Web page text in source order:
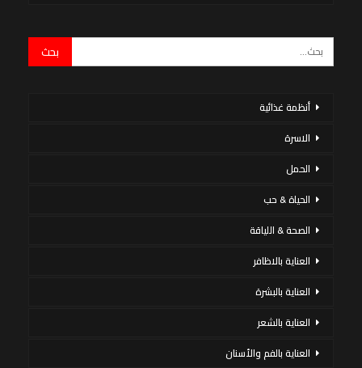
أنظمة غذائية
الاسرة
الحمل
الحياة & حب
الصحة & اللياقة
العناية بالاظافر
العناية بالبشرة
العناية بالشعر
العناية بالفم والأسنان